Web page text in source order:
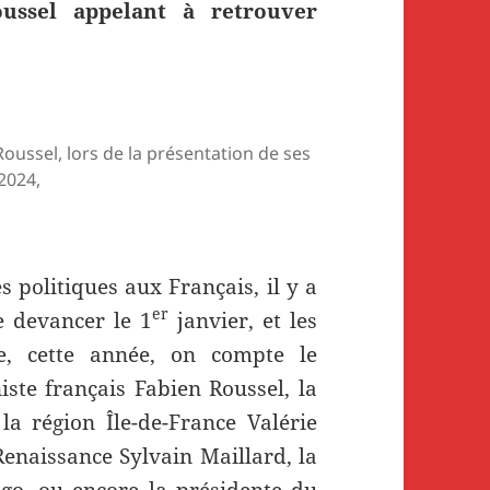
appelant à retrouver
lors de la présentation de ses
politiques aux Français, il y a
devancer le 1er janvier, et les
cette année, on compte le
français Fabien Roussel, la
région Île-de-France Valérie
Sylvain Maillard, la